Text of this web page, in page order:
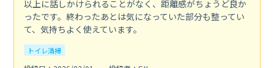
以上に話しかけられることがなく、距離感がちょうど良か
ったです。終わったあとは気になっていた部分も整ってい
て、気持ちよく使えています。
トイレ清掃